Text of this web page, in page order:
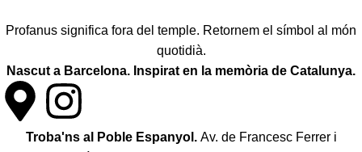
Profanus significa fora del temple. Retornem el símbol al món
quotidià.
Nascut a Barcelona. Inspirat en la memòria de Catalunya.
Troba'ns al Poble Espanyol. Av. de Francesc Ferrer i